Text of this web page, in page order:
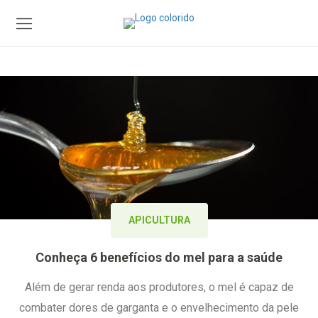
APICULTURA
Conheça 6 benefícios do mel para a saúde
Além de gerar renda aos produtores, o mel é capaz de
combater dores de garganta e o envelhecimento da pele